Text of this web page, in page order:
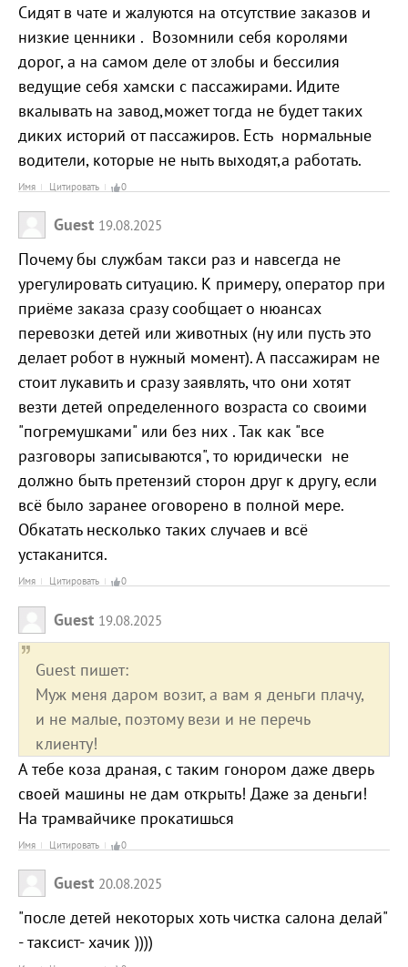
Сидят в чате и жалуются на отсутствие заказов и
низкие ценники . Возомнили себя королями
дорог, а на самом деле от злобы и бессилия
ведущие себя хамски с пассажирами. Идите
вкалывать на завод,может тогда не будет таких
диких историй от пассажиров. Есть нормальные
водители, которые не ныть выходят,а работать.
Имя Цитировать 0
Guest 19.08.2025
Почему бы службам такси раз и навсегда не
урегулировать ситуацию. К примеру, оператор при
приёме заказа сразу сообщает о нюансах
перевозки детей или животных (ну или пусть это
делает робот в нужный момент). А пассажирам не
стоит лукавить и сразу заявлять, что они хотят
везти детей определенного возраста со своими
"погремушками" или без них . Так как "все
разговоры записываются", то юридически не
должно быть претензий сторон друг к другу, если
всё было заранее оговорено в полной мере.
Обкатать несколько таких случаев и всё
устаканится.
Имя Цитировать 0
Guest 19.08.2025
Guest пишет:
Муж меня даром возит, а вам я деньги плачу,
и не малые, поэтому вези и не перечь
клиенту!
А тебе коза драная, с таким гонором даже дверь
своей машины не дам открыть! Даже за деньги!
На трамвайчике прокатишься
Имя Цитировать 0
Guest 20.08.2025
"после детей некоторых хоть чистка салона делай"
- таксист- хачик ))))